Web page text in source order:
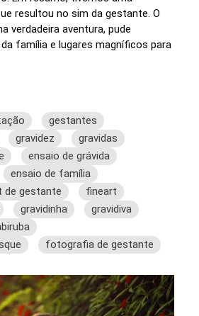
resultou no sim da gestante. O
verdadeira aventura, pude
família e lugares magníficos para
gestantes
gravidez
gravidas
ensaio de grávida
ensaio de família
de gestante
fineart
gravidinha
gravidiva
fotografia de gestante